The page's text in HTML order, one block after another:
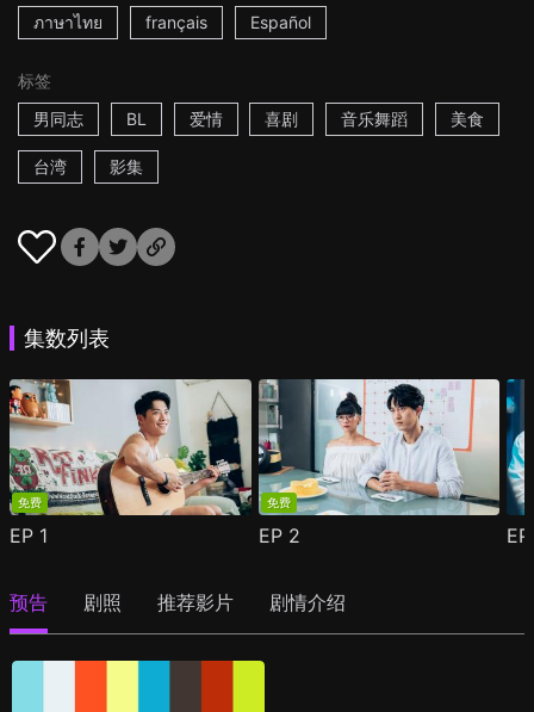
ภาษาไทย français Español
标签
男同志
BL 爱情 喜剧 音乐舞蹈 美食
台湾 影集
集数列表
免费
EP 1
免费
EP 2
预告 剧照 推荐影片 剧情介绍